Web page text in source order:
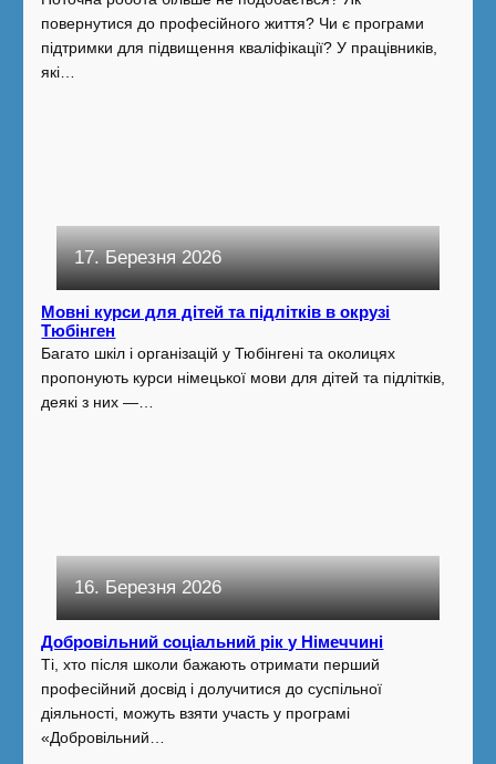
повернутися до професійного життя? Чи є програми
підтримки для підвищення кваліфікації? У працівників,
які…
17. Березня 2026
Мовні курси для дітей та підлітків в окрузі
Тюбінген
Багато шкіл і організацій у Тюбінгені та околицях
пропонують курси німецької мови для дітей та підлітків,
деякі з них —…
16. Березня 2026
Добровільний соціальний рік у Німеччині
Ті, хто після школи бажають отримати перший
професійний досвід і долучитися до суспільної
діяльності, можуть взяти участь у програмі
«Добровільний…